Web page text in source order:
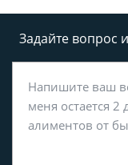
Задайте вопрос